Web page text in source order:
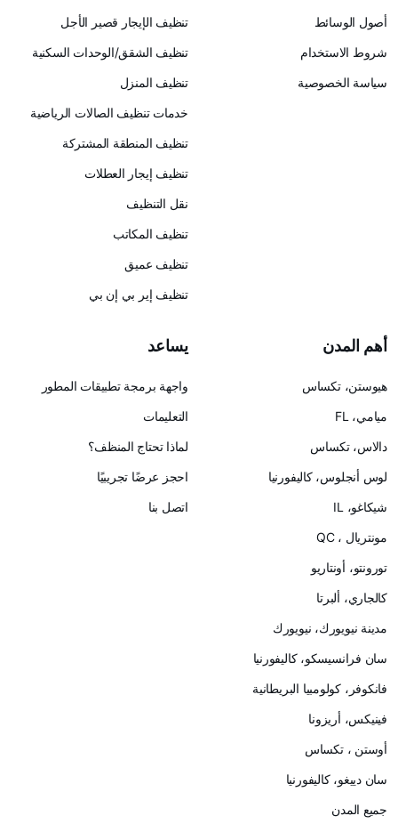
أصول الوسائط
شروط الاستخدام
سياسة الخصوصية
تنظيف الإيجار قصير الأجل
تنظيف الشقق/الوحدات السكنية
تنظيف المنزل
خدمات تنظيف الصالات الرياضية
تنظيف المنطقة المشتركة
تنظيف إيجار العطلات
نقل التنظيف
تنظيف المكاتب
تنظيف عميق
تنظيف إير بي إن بي
أهم المدن
هيوستن، تكساس
ميامي، FL
دالاس، تكساس
لوس أنجلوس، كاليفورنيا
شيكاغو، IL
مونتريال ، QC
تورونتو، أونتاريو
كالجاري، ألبرتا
مدينة نيويورك، نيويورك
سان فرانسيسكو، كاليفورنيا
فانكوفر، كولومبيا البريطانية
فينيكس، أريزونا
أوستن ، تكساس
سان دييغو، كاليفورنيا
جميع المدن
يساعد
واجهة برمجة تطبيقات المطور
التعليمات
لماذا تحتاج المنظف؟
احجز عرضًا تجريبيًا
اتصل بنا